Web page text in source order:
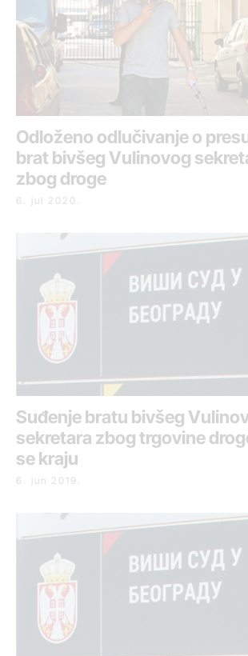
Odloženo odlučivanje o
brat bivšeg Vulinovog
zbog droge
6. jul 2020.
Suđenje bratu bivšeg
sekretara zbog trgovine
se kraju
6. jun 2019.